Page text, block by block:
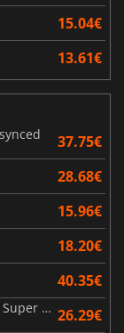
15.04€
13.61€
37.75€
28.68€
15.96€
18.20€
40.35€
DRAGON BALL Sparking! ZERO Super Limit Breaking NEO 26.29€